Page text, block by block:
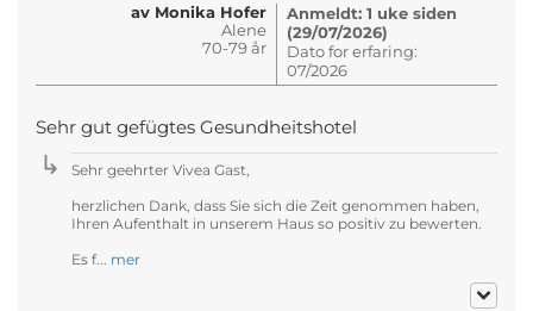
av Monika Hofer
Alene
70-79 år
Anmeldt: 1 uke siden
(29/07/2026)
Dato for erfaring:
07/2026
Sehr gut gefügtes Gesundheitshotel
Sehr geehrter Vivea Gast,
herzlichen Dank, dass Sie sich die Zeit genommen haben,
Ihren Aufenthalt in unserem Haus so positiv zu bewerten.
Es f... mer